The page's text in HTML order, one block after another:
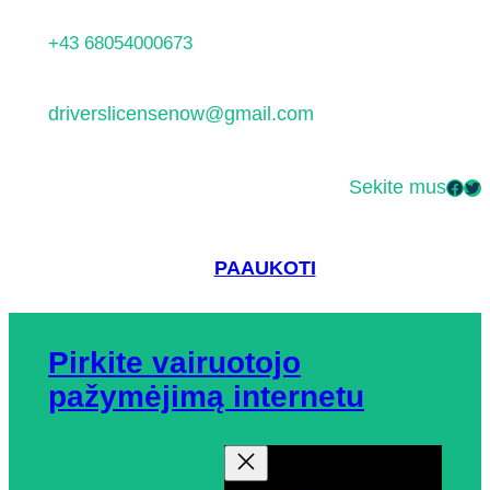
+43 68054000673
driverslicensenow@gmail.com
Sekite musFacebook Twitter
PAAUKOTI
Pirkite vairuotojo
pažymėjimą internetu